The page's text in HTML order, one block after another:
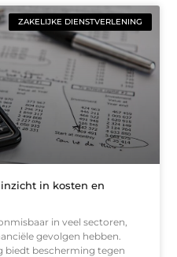
ZAKELIJKE DIENSTVERLENING
in kosten en
in veel sectoren,
gevolgen hebben.
biedt bescherming tegen